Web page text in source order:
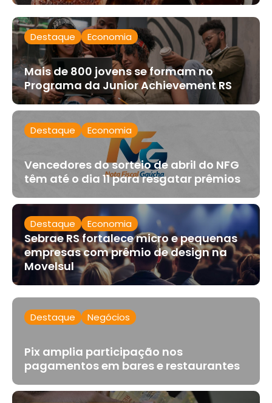
Destaque Economia
Mais de 800 jovens se formam no
Programa da Junior Achievement RS
Destaque Economia
Vencedores do sorteio de abril do NFG
têm até o dia 11 para resgatar prêmios
Destaque Economia
Sebrae RS fortalece micro e pequenas
empresas com prêmio de design na
Movelsul
Destaque Negócios
Pix amplia participação nos
pagamentos em bares e restaurantes